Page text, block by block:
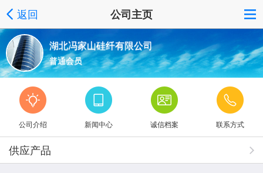
返回 公司主页
湖北冯家山硅纤有限公司
普通会员
公司介绍 新闻中心 诚信档案 联系方式
供应产品